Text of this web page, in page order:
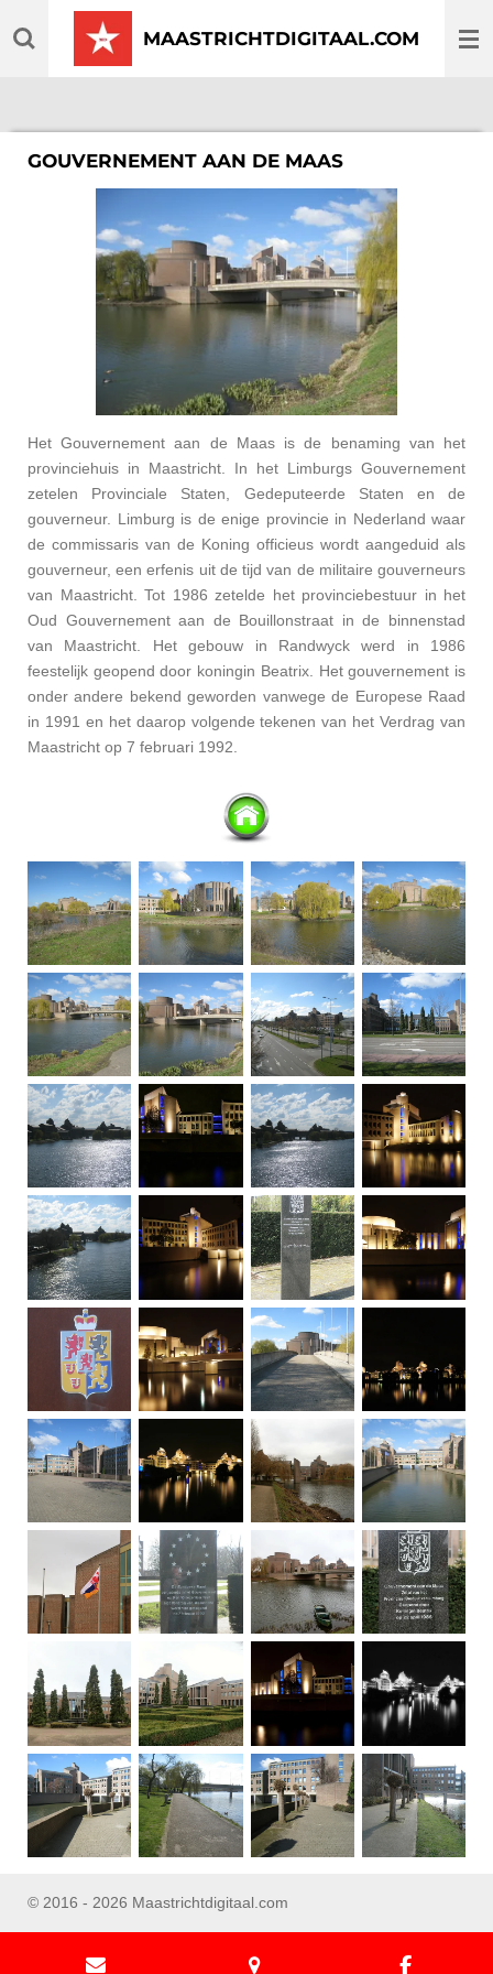
direct
MAASTRICHTDIGITAAL.COM
GOUVERNEMENT AAN DE MAAS
Het Gouvernement aan de Maas is de benaming van het
provinciehuis in Maastricht. In het Limburgs Gouvernement
zetelen Provinciale Staten, Gedeputeerde Staten en de
gouverneur. Limburg is de enige provincie in Nederland waar
de commissaris van de Koning officieus wordt aangeduid als
gouverneur, een erfenis uit de tijd van de militaire gouverneurs
van Maastricht. Tot 1986 zetelde het provinciebestuur in het
Oud Gouvernement aan de Bouillonstraat in de binnenstad
van Maastricht. Het gebouw in Randwyck werd in 1986
feestelijk geopend door koningin Beatrix. Het gouvernement is
onder andere bekend geworden vanwege de Europese Raad
in 1991 en het daarop volgende tekenen van het Verdrag van
Maastricht op 7 februari 1992.
© 2016 - 2026 Maastrichtdigitaal.com